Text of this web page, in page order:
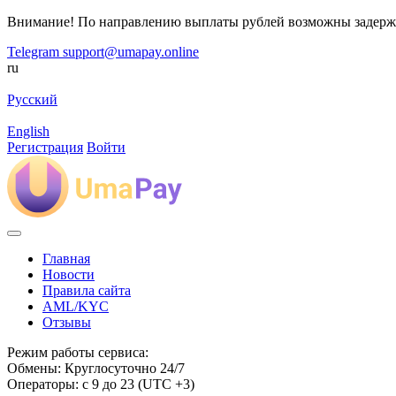
Внимание! По направлению выплаты рублей возможны
Telegram support@umapay.online
ru
Русский
English
Регистрация Войти
Главная
Новости
Правила сайта
AML/KYC
Отзывы
Режим работы сервиса:
Обмены: Круглосуточно 24/7
Операторы: с 9 до 23 (UTC +3)